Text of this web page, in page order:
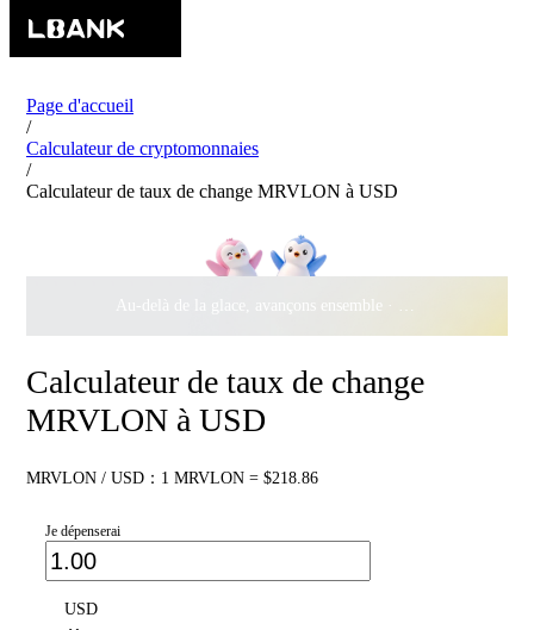
Page d'accueil
/
Calculateur de cryptomonnaies
/
Calculateur de taux de change MRVLON à USD
Au-delà de la glace, avançons ensemble ·
500 000 $
Calculateur de taux de change
MRVLON à USD
MRVLON / USD：1 MRVLON = $218.86
Je dépenserai
USD